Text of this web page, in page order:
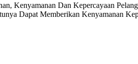
Kenyamanan Dan Kepercayaan
Dapat Memberikan Kenyamanan